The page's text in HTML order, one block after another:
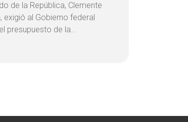
de la República, Clemente
exigió al Gobierno federal
presupuesto de la...